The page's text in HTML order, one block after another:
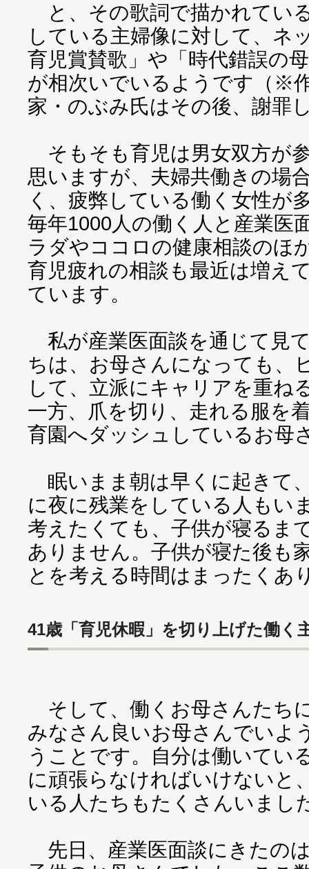
と、その歌詞で描かれてい
している主婦像に対して、ネ
育児賞賛歌」や「時代錯誤の
が相次いでいるようです（※
家・のぶみ氏はその後、謝罪
そもそも育児は男女双方が
思いますが、夫婦共働きの場
く、疲弊している働く女性が
毎年1000人の働く人と産業医
ラダやココロの健康相談のほ
育児疲れの相談も最近は増え
ています。
私が産業医面談を通じて見
ちは、お母さんになっても、
して、立派にキャリアを重ね
一方、爪を切り、走れる服を
育園へダッシュしているお母
眠いまま朝は早くに起きて
に夜に残業をしている人もい
考えたくても、子供が寝るま
ありません。子供が寝た後も
とを考える時間はまったくあ
41歳「育児休暇」を切り上げた働く
そして、働くお母さんたち
みなさん良いお母さんでいよ
うことです。自分は働いてい
に頑張らなければいけないと
いる人たちもたくさんいまし
先日、産業医面談にきたの